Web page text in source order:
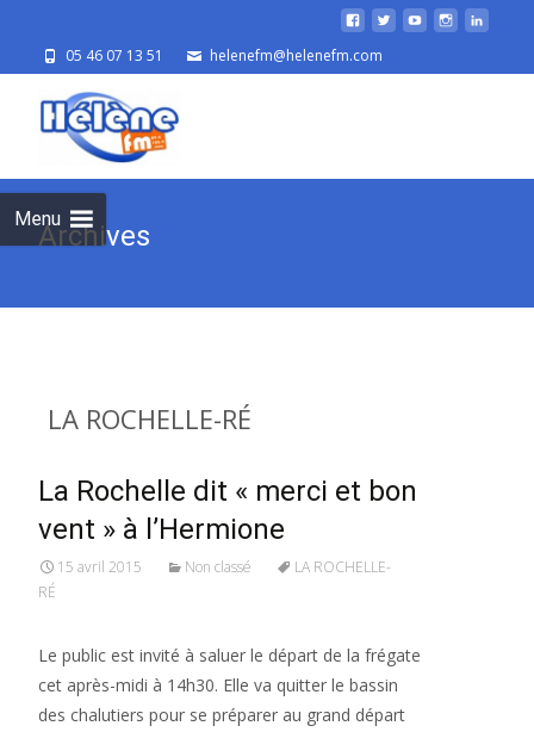
05 46 07 13 51 helenefm@helenefm.com
Menu
Archives
LA ROCHELLE-RÉ
La Rochelle dit « merci et bon
vent » à l’Hermione
15 avril 2015 Non classé
LA ROCHELLE-
RÉ
Le public est invité à saluer le départ de la frégate
cet après-midi à 14h30. Elle va quitter le bassin
des chalutiers pour se préparer au grand départ